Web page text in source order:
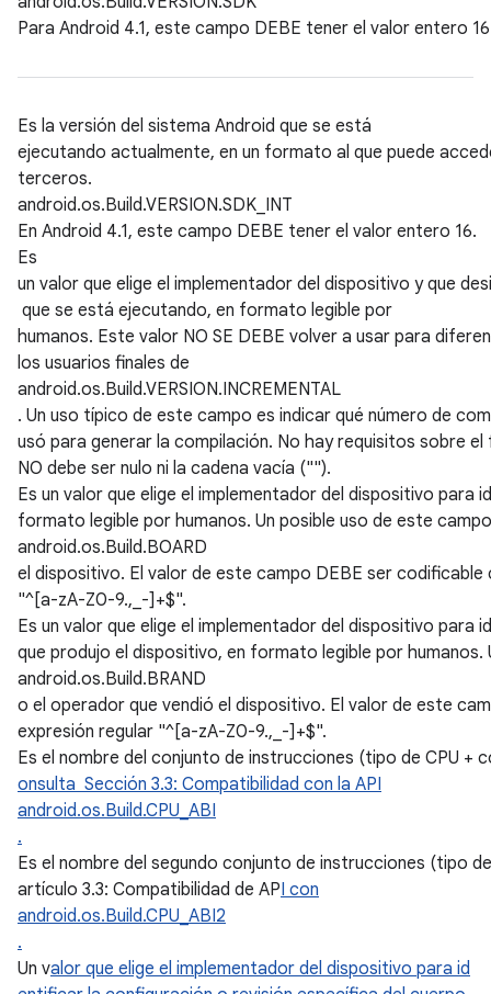
Para Android 4.1, este campo DEBE tener el valor entero
Es la versión del sistema Android que se está
ejecutando actualmente, en un formato al que puede
terceros.
android.os.Build.VERSION.SDK_INT
En Android 4.1, este campo DEBE tener el valor entero 16.
Es
un valor que elige el implementador del dispositivo y que
que se está ejecutando, en formato legible por
humanos. Este valor NO SE DEBE volver a usar para
los usuarios finales de
android.os.Build.VERSION.INCREMENTAL
. Un uso típico de este campo es indicar qué número de
usó para generar la compilación. No hay requisitos sobre
NO debe ser nulo ni la cadena vacía ("").
Es un valor que elige el implementador del dispositivo
formato legible por humanos. Un posible uso de este
android.os.Build.BOARD
el dispositivo. El valor de este campo DEBE ser
"^[a-zA-Z0-9.,_-]+$".
Es un valor que elige el implementador del dispositivo
que produjo el dispositivo, en formato legible por
android.os.Build.BRAND
o el operador que vendió el dispositivo. El valor de este
expresión regular "^[a-zA-Z0-9.,_-]+$".
Es el nombre del conjunto de instrucciones (tipo de CPU +
onsulta Sección 3.3: Compatibilidad con la API
android.os.Build.CPU_ABI
.
Es el nombre del segundo conjunto de instrucciones (tipo
artículo 3.3: Compatibilidad de API con
android.os.Build.CPU_ABI2
.
Un valor que elige el implementador del dispositivo para id